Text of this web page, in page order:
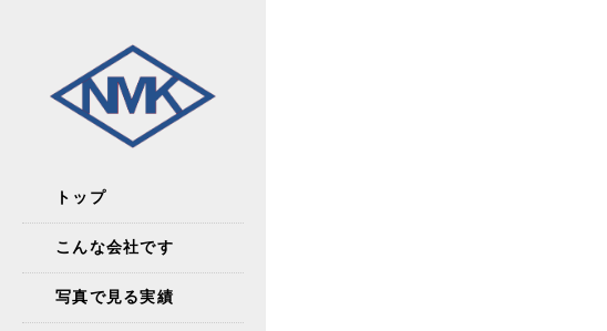
トップ
こんな会社です
写真で見る実績